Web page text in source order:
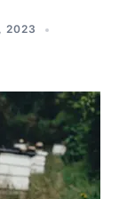
2023